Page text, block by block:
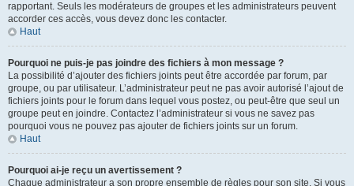
rapportant. Seuls les modérateurs de groupes et les administrateurs peuvent
accorder ces accès, vous devez donc les contacter.
Haut
Pourquoi ne puis-je pas joindre des fichiers à mon message ?
La possibilité d’ajouter des fichiers joints peut être accordée par forum, par
groupe, ou par utilisateur. L’administrateur peut ne pas avoir autorisé l’ajout de
fichiers joints pour le forum dans lequel vous postez, ou peut-être que seul un
groupe peut en joindre. Contactez l’administrateur si vous ne savez pas
pourquoi vous ne pouvez pas ajouter de fichiers joints sur un forum.
Haut
Pourquoi ai-je reçu un avertissement ?
Chaque administrateur a son propre ensemble de règles pour son site. Si vous